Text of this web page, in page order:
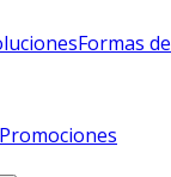
Formas de
Promociones